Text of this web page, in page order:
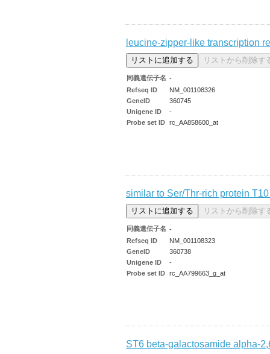
leucine-zipper-like transcription
同義遺伝子名 -
Refseq ID
NM_001108326
GeneID
360745
Unigene ID
-
Probe set ID rc_AA858600_at
similar to Ser/Thr-rich protein
同義遺伝子名 -
Refseq ID
NM_001108323
GeneID
360738
Unigene ID
-
Probe set ID rc_AA799663_g_at
ST6 beta-galactosamide alpha-